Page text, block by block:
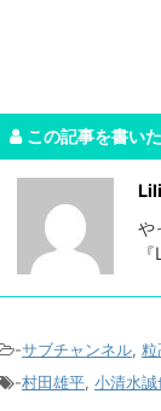
この記事を書い
や
-サブチャンネル, 粒
-村田雄平, 小清水誠